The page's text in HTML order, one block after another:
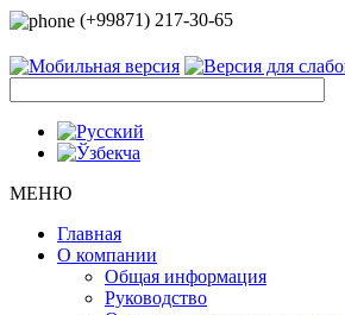
(+99871) 217-30-65
МЕНЮ
Главная
О компании
Общая информация
Руководство